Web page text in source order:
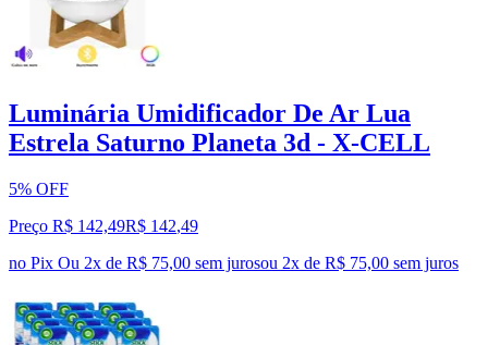
Luminária Umidificador De Ar Lua
Estrela Saturno Planeta 3d - X-CELL
5% OFF
Preço R$ 142,49R$ 142,49
no Pix Ou 2x de R$ 75,00 sem jurosou 2x de R$ 75,00 sem juros